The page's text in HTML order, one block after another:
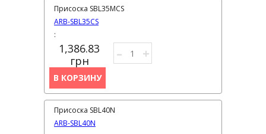
ARB-SBL35CS
Присоска SBL35MCS
1,386.83
грн
:
– +
В КОРЗИНУ
ARB-SBL40N
Присоска SBL40N